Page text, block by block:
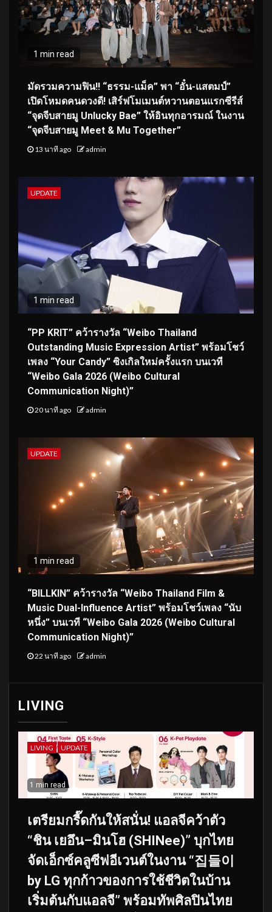
1 min read
มัดรวมความฟิน!! “ธรรม-แม็ค” พา “อั๋น-แสตมป์”
เปิดโหมดคนดวงดี! เสิร์ฟโมเมนต์หวานตอนแรกซีรีส์
“จุดจีบสายมู Unlucky Bae” ให้อินทุกอารมณ์ ในงาน
“จุดจีบสายมู Meet & Mu Together”
13 นาที ago admin
UPDATE
1 min read
“PP KRIT” คว้ารางวัล “Weibo Thailand
Outstanding Music Expression Artist” พร้อมโชว์
เพลง “Your Candy” ซิงเกิลใหม่ครั้งแรก บนเวที
“Weibo Gala 2026 (Weibo Cultural
Communication Night)”
20 นาที ago admin
UPDATE
1 min read
“BILLKIN” คว้ารางวัล “Weibo Thailand Film &
Music Dual-Influence Artist” พร้อมโชว์เพลง “นับ
หนึ่ง” บนเวที “Weibo Gala 2026 (Weibo Cultural
Communication Night)”
22 นาที ago admin
LIVING
LIVING UPDATE
1 min read
เตรียมกรี๊ดกันให้สนั่น! แอลจีคว้าตัว
“ชิน เยอึน–มินโฮ (SHINee)” บุกไทย
จัดเอ็กซ์คลูซีฟอีเวนต์ในงาน “집들이
by LG ทุกก้าวของการใช้ชีวิตในบ้าน
เริ่มต้นกับแอลจี” พร้อมทัพศิลปินไทย